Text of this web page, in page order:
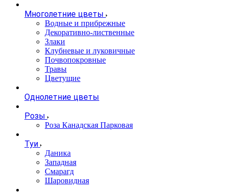
Многолетние цветы
Водные и прибрежные
Декоративно-лиственные
Злаки
Клубневые и луковичные
Почвопокровные
Травы
Цветущие
Однолетние цветы
Розы
Роза Канадская Парковая
Туи
Даника
Западная
Смарагд
Шаровидная